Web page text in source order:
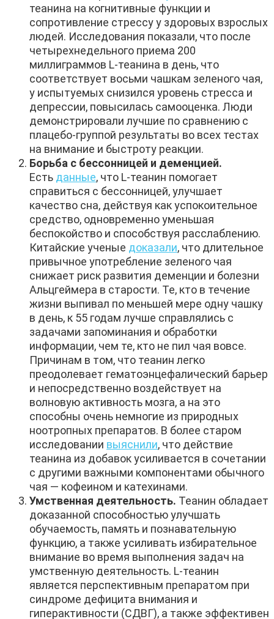
теанина на когнитивные функции и
сопротивление стрессу у здоровых взрослых
людей. Исследования показали, что после
четырехнедельного приема 200
миллиграммов L-теанина в день, что
соответствует восьми чашкам зеленого чая,
у испытуемых снизился уровень стресса и
депрессии, повысилась самооценка. Люди
демонстрировали лучшие по сравнению с
плацебо-группой результаты во всех тестах
на внимание и быстроту реакции.
Борьба с бессонницей и деменцией.
Есть данные, что L-теанин помогает
справиться с бессонницей, улучшает
качество сна, действуя как успокоительное
средство, одновременно уменьшая
беспокойство и способствуя расслаблению.
Китайские ученые доказали, что длительное
привычное употребление зеленого чая
снижает риск развития деменции и болезни
Альцгеймера в старости. Те, кто в течение
жизни выпивал по меньшей мере одну чашку
в день, к 55 годам лучше справлялись с
задачами запоминания и обработки
информации, чем те, кто не пил чая вовсе.
Причинам в том, что теанин легко
преодолевает гематоэнцефалический барьер
и непосредственно воздействует на
волновую активность мозга, а на это
способны очень немногие из природных
ноотропных препаратов. В более старом
исследовании выяснили, что действие
теанина из добавок усиливается в сочетании
с другими важными компонентами обычного
чая — кофеином и катехинами.
Умственная деятельность. Теанин обладает
доказанной способностью улучшать
обучаемость, память и познавательную
функцию, а также усиливать избирательное
внимание во время выполнения задач на
умственную деятельность. L-теанин
является перспективным препаратом при
синдроме дефицита внимания и
гиперактивности (СДВГ), а также эффективен